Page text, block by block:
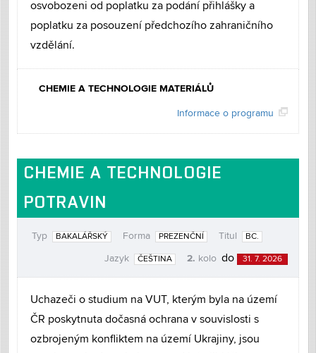
osvobozeni od poplatku za podání přihlášky a
poplatku za posouzení předchozího zahraničního
vzdělání.
CHEMIE A TECHNOLOGIE MATERIÁLŮ
Informace o programu
CHEMIE A TECHNOLOGIE
POTRAVIN
Typ BAKALÁŘSKÝ Forma PREZENČNÍ Titul BC.
Jazyk ČEŠTINA 2. kolo do 31. 7. 2026
Uchazeči o studium na VUT, kterým byla na území
ČR poskytnuta dočasná ochrana v souvislosti s
ozbrojeným konfliktem na území Ukrajiny, jsou